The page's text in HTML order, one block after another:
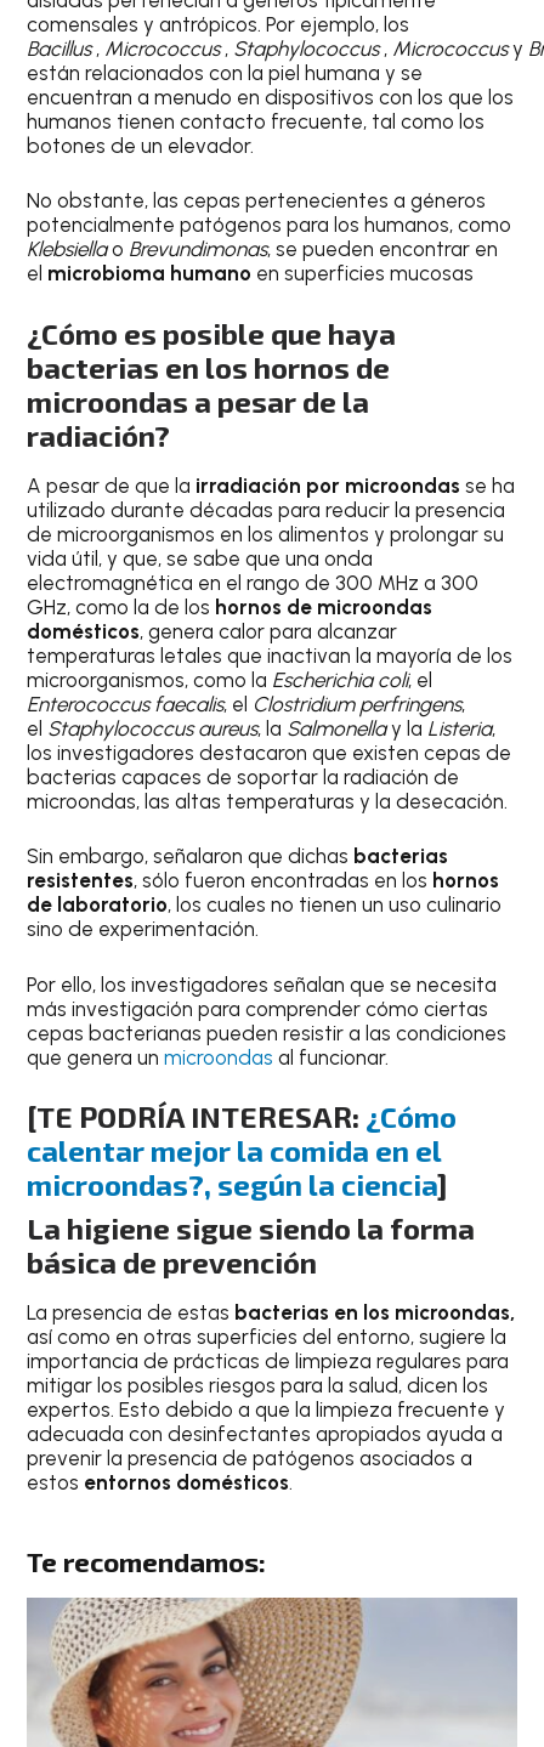
comensales y antrópicos. Por ejemplo, los
Bacillus, Micrococcus, Staphylococcus, Micrococcusy
están relacionados con la piel humana y se
encuentran a menudo en dispositivos con los que los
humanos tienen contacto frecuente, tal como los
botones de un elevador.
No obstante, las cepas pertenecientes a géneros
potencialmente patógenos para los humanos, como
Klebsiellao Brevundimonas, se pueden encontrar en
el microbioma humano en superficies mucosas
¿Cómo es posible que haya
bacterias en los hornos de
microondas a pesar de la
radiación?
A pesar de que la irradiación por microondasse ha
utilizado durante décadas para reducir la presencia
de microorganismos en los alimentos y prolongar su
vida útil, y que, se sabe que una onda
electromagnética en el rango de 300 MHz a 300
GHz, como la de los hornos de microondas
domésticos, genera calor para alcanzar
temperaturas letales que inactivan la mayoría de los
microorganismos, como la Escherichia coli, el
Enterococcus faecalis, el Clostridium perfringens,
el Staphylococcus aureus, la Salmonellay la Listeria,
los investigadores destacaron que existen cepas de
bacterias capaces de soportar la radiación de
microondas, las altas temperaturas y la desecación.
Sin embargo, señalaron que dichas bacterias
resistentes, sólo fueron encontradas en los hornos
de laboratorio, los cuales no tienen un uso culinario
sino de experimentación.
Por ello, los investigadores señalan que se necesita
más investigación para comprender cómo ciertas
cepas bacterianas pueden resistir a las condiciones
que genera un microondasal funcionar.
[TE PODRÍA INTERESAR: ¿Cómo
calentar mejor la comida en el
microondas?, según la ciencia]
La higiene sigue siendo la forma
básica de prevención
La presencia de estas bacterias en los microondas,
así como en otras superficies del entorno, sugiere la
importancia de prácticas de limpieza regulares para
mitigar los posibles riesgos para la salud, dicen los
expertos. Esto debido a que la limpieza frecuente y
adecuada con desinfectantes apropiados ayuda a
prevenir la presencia de patógenos asociados a
estos entornos domésticos.
Te recomendamos: